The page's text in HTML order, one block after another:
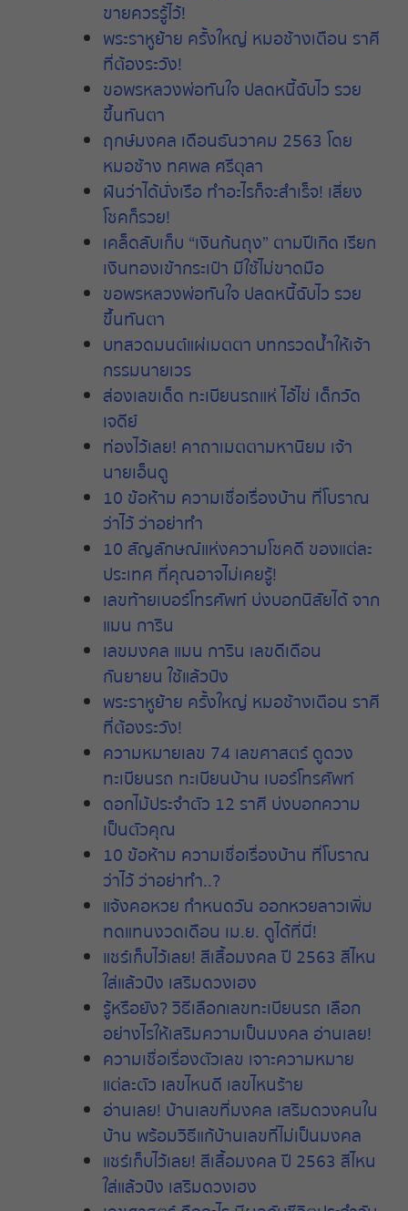
ขายควรรู้ไว้!
พระราหูย้าย ครั้งใหญ่ หมอช้างเตือน ราศี
ที่ต้องระวัง!
ขอพรหลวงพ่อทันใจ ปลดหนี้ฉับไว รวย
ขึ้นทันตา
ฤกษ์มงคล เดือนธันวาคม 2563 โดย
หมอช้าง ทศพล ศรีตุลา
ฝันว่าได้นั่งเรือ ทำอะไรก็จะสำเร็จ! เสี่ยง
โชคก็รวย!
เคล็ดลับเก็บ “เงินก้นถุง” ตามปีเกิด เรียก
เงินทองเข้ากระเป๋า มีใช้ไม่ขาดมือ
ขอพรหลวงพ่อทันใจ ปลดหนี้ฉับไว รวย
ขึ้นทันตา
บทสวดมนต์แผ่เมตตา บทกรวดน้ำให้เจ้า
กรรมนายเวร
ส่องเลขเด็ด ทะเบียนรถแห่ ไอ้ไข่ เด็กวัด
เจดีย์
ท่องไว้เลย! คาถาเมตตามหานิยม เจ้า
นายเอ็นดู
10 ข้อห้าม ความเชื่อเรื่องบ้าน ที่โบราณ
ว่าไว้ ว่าอย่าทำ
10 สัญลักษณ์แห่งความโชคดี ของแต่ละ
ประเทศ ที่คุณอาจไม่เคยรู้!
เลขท้ายเบอร์โทรศัพท์ บ่งบอกนิสัยได้ จาก
แมน การิน
เลขมงคล แมน การิน เลขดีเดือน
กันยายน ใช้แล้วปัง
พระราหูย้าย ครั้งใหญ่ หมอช้างเตือน ราศี
ที่ต้องระวัง!
ความหมายเลข 74 เลขศาสตร์ ดูดวง
ทะเบียนรถ ทะเบียนบ้าน เบอร์โทรศัพท์
ดอกไม้ประจำตัว 12 ราศี บ่งบอกความ
เป็นตัวคุณ
10 ข้อห้าม ความเชื่อเรื่องบ้าน ที่โบราณ
ว่าไว้ ว่าอย่าทำ..?
แจ้งคอหวย กำหนดวัน ออกหวยลาวเพิ่ม
ทดแทนงวดเดือน เม.ย. ดูได้ที่นี่!
แชร์เก็บไว้เลย! สีเสื้อมงคล ปี 2563 สีไหน
ใส่แล้วปัง เสริมดวงเฮง
รู้หรือยัง? วิธีเลือกเลขทะเบียนรถ เลือก
อย่างไรให้เสริมความเป็นมงคล อ่านเลย!
ความเชื่อเรื่องตัวเลข เจาะความหมาย
แต่ละตัว เลขไหนดี เลขไหนร้าย
อ่านเลย! บ้านเลขที่มงคล เสริมดวงคนใน
บ้าน พร้อมวิธีแก้บ้านเลขที่ไม่เป็นมงคล
แชร์เก็บไว้เลย! สีเสื้อมงคล ปี 2563 สีไหน
ใส่แล้วปัง เสริมดวงเฮง